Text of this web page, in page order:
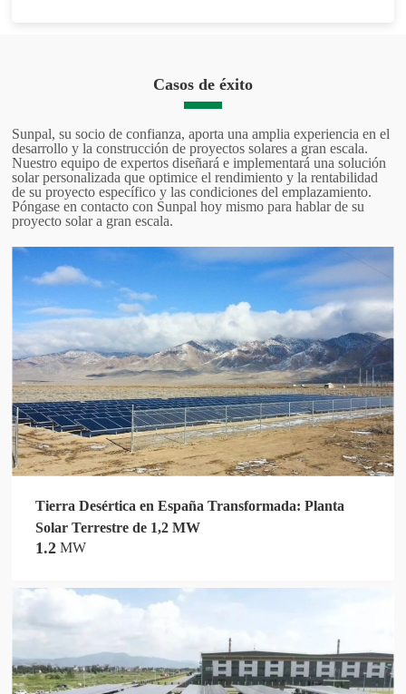
Casos de éxito
Sunpal, su socio de confianza, aporta una amplia experiencia en el
desarrollo y la construcción de proyectos solares a gran escala.
Nuestro equipo de expertos diseñará e implementará una solución
solar personalizada que optimice el rendimiento y la rentabilidad
de su proyecto específico y las condiciones del emplazamiento.
Póngase en contacto con Sunpal hoy mismo para hablar de su
proyecto solar a gran escala.
Tierra Desértica en España Transformada: Planta
Solar Terrestre de 1,2 MW
1.2 MW